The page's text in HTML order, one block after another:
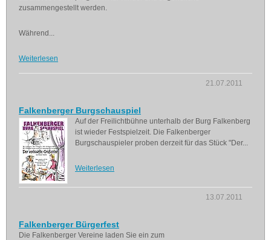
zusammengestellt werden.
Während...
Weiterlesen
21.07.2011
Falkenberger Burgschauspiel
Auf der Freilichtbühne unterhalb der Burg Falkenberg
ist wieder Festspielzeit. Die Falkenberger
Burgschauspieler proben derzeit für das Stück "Der...
Weiterlesen
13.07.2011
Falkenberger Bürgerfest
Die Falkenberger Vereine laden Sie ein zum